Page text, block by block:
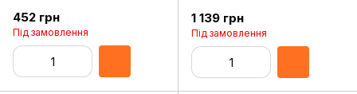
452 грн
Під замовлення
1 139 грн
Під замовлення